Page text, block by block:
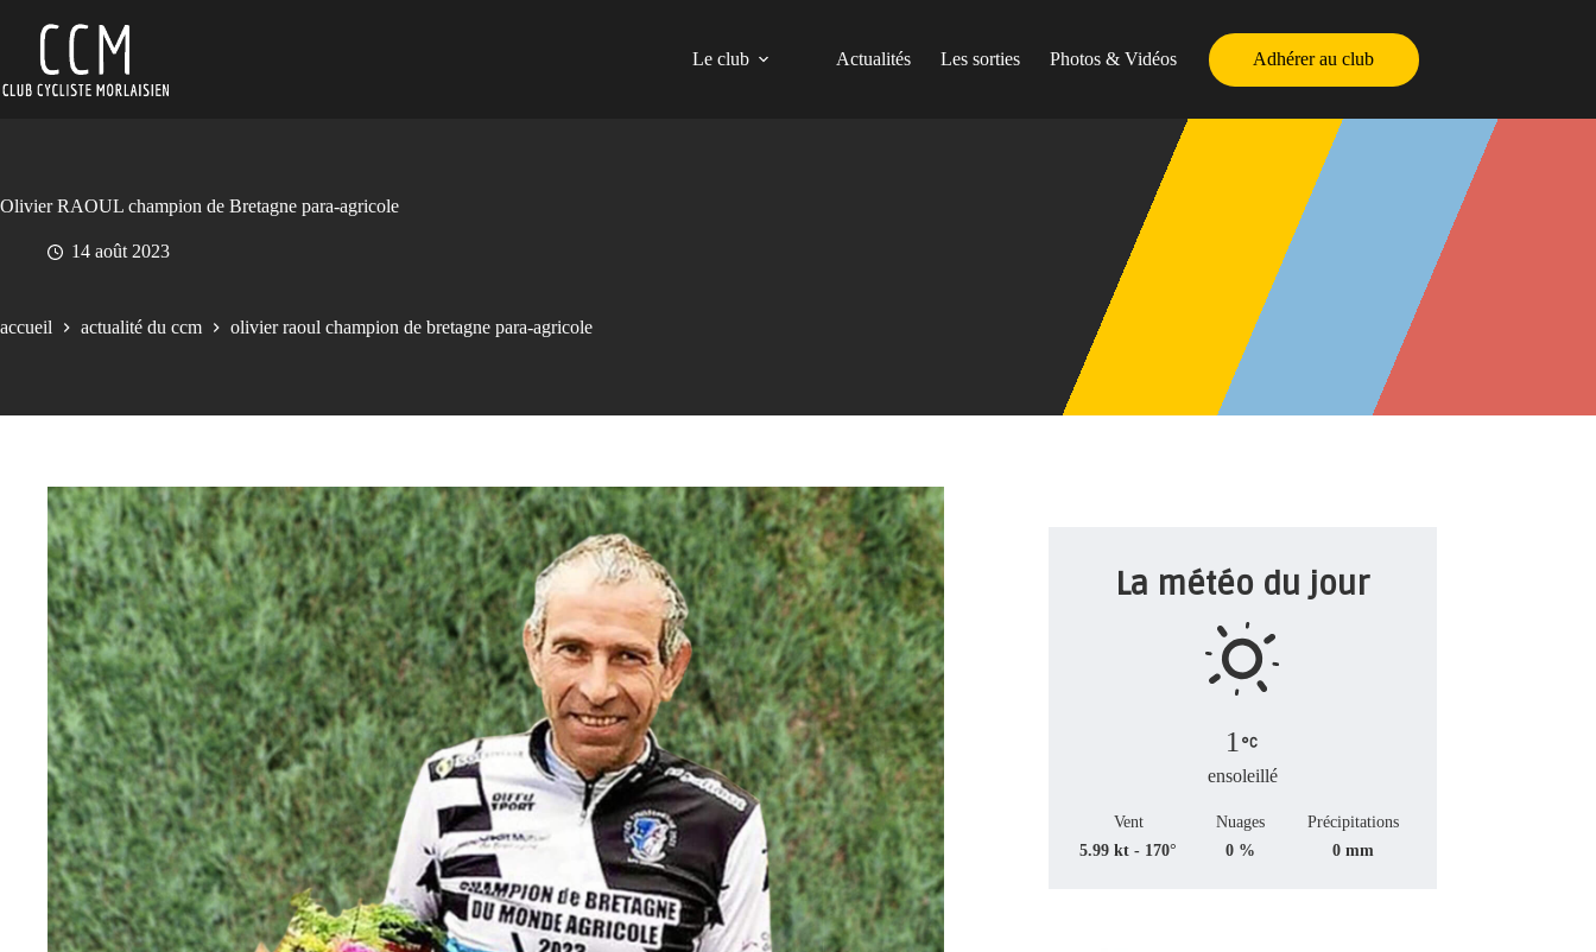
Le club Actualités Les sorties Photos & Vidéos Adhérer au club
Olivier RAOUL champion de Bretagne para-agricole
14 août 2023
accueil actualité du ccm olivier raoul champion de bretagne para-agricole
La météo du jour
1
ensoleillé
Vent
5.99 kt - 170°
Nuages
0 %
Précipitations
0 mm